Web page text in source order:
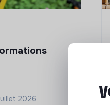
2026